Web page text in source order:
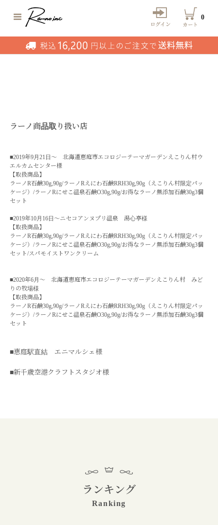
0
ラーノ商品取り扱い店
■2019年9月21日～ 北海道恵庭市エコロジーテーマガーデンえこりん村ウ
エルカムセンター様
【取扱商品】
ラーノR石鹸30g,90g/ラーノRえにわ石鹸RRH30g,90g（えこりん村限定パッ
ケージ）/ラーノRにせこ温泉石鹸O30g,90g/お得なラーノ無添加石鹸30g3個
セット
■2019年10月16日～ニセコアンヌプリ温泉 湯心亭様
【取扱商品】
ラーノR石鹸30g,90g/ラーノRえにわ石鹸RRH30g,90g（えこりん村限定パッ
ケージ）/ラーノRにせこ温泉石鹸O30g,90g/お得なラーノ無添加石鹸30g3個
セット/スパモイストワンクリーム
■2020年6月～ 北海道恵庭市エコロジーテーマガーデンえこりん村 みど
りの牧場様
【取扱商品】
ラーノR石鹸30g,90g/ラーノRえにわ石鹸RRH30g,90g（えこりん村限定パッ
ケージ）/ラーノRにせこ温泉石鹸O30g,90g/お得なラーノ無添加石鹸30g3個
セット
■恵庭駅直結 エニマルシェ様
■新千歳空港クラフトスタジオ様
ランキング
Ranking